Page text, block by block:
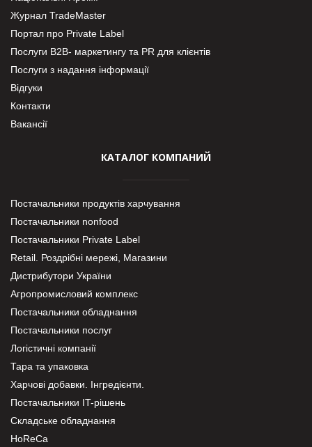
Журнал TradeMaster
Портал про Private Label
Послуги В2В- маркетингу та PR для клієнтів
Послуги з надання інформації
Відгуки
Контакти
Вакансії
КАТАЛОГ КОМПАНИЙ
Постачальники продуктів харчування
Постачальники nonfood
Постачальники Private Label
Retail. Роздрібні мережі, Магазини
Дистрибутори України
Агропромисловий комплекс
Постачальники обладнання
Постачальники послуг
Логістичні компанії
Тара та упаковка
Харчові добавки. Інгредієнти.
Постачальники IT-рішень
Складське обладнання
HoReCa